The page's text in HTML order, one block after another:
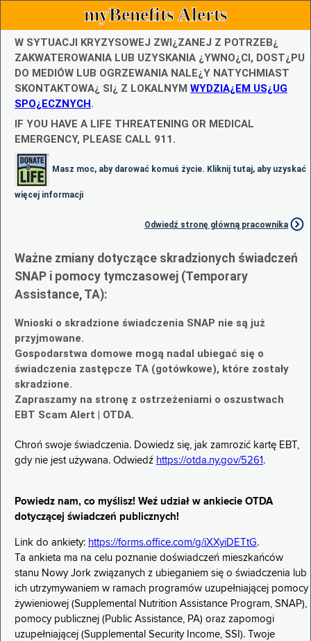
myBenefits Alerts
W SYTUACJI KRYZYSOWEJ ZWI¿ZANEJ Z POTRZEB¿
ZAKWATEROWANIA LUB UZYSKANIA ¿YWNO¿CI, DOST¿PU
DO MEDIÓW LUB OGRZEWANIA NALE¿Y NATYCHMIAST
SKONTAKTOWA¿ SI¿ Z LOKALNYM WYDZIA¿EM US¿UG
SPO¿ECZNYCH.
IF YOU HAVE A LIFE THREATENING OR MEDICAL
EMERGENCY, PLEASE CALL 911.
Masz moc, aby darować komuś życie. Kliknij tutaj, aby uzyskać
więcej informacji
Odwiedź stronę główną pracownika
Ważne zmiany dotyczące skradzionych świadczeń
SNAP i pomocy tymczasowej (Temporary
Assistance, TA):
Wnioski o skradzione świadczenia SNAP nie są już
przyjmowane.
Gospodarstwa domowe mogą nadal ubiegać się o
świadczenia zastępcze TA (gotówkowe), które zostały
skradzione.
Zapraszamy na stronę z ostrzeżeniami o oszustwach
EBT Scam Alert | OTDA.
Chroń swoje świadczenia. Dowiedz się, jak zamrozić kartę EBT,
gdy nie jest używana. Odwiedź https://otda.ny.gov/5261 .
Powiedz nam, co myślisz! Weź udział w ankiecie OTDA
dotyczącej świadczeń publicznych!
Link do ankiety: https://forms.office.com/g/iXXyiDETtG.
Ta ankieta ma na celu poznanie doświadczeń mieszkańców
stanu Nowy Jork związanych z ubieganiem się o świadczenia lub
ich utrzymywaniem w ramach programów uzupełniającej pomocy
żywieniowej (Supplemental Nutrition Assistance Program, SNAP),
pomocy publicznej (Public Assistance, PA) oraz zapomogi
uzupełniającej (Supplemental Security Income, SSI). Twoje